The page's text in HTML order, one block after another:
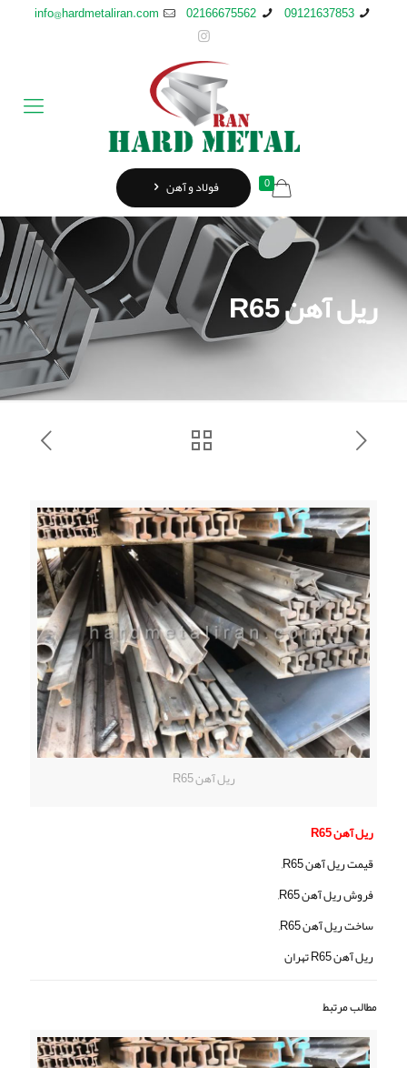
09121637853
02166675562
info@hardmetaliran.com
0 فولاد و آهن
ریل آهن R65
ریل آهن R65
ریل آهن R65
قیمت ریل آهن R65,
فروش ریل آهن R65,
ساخت ریل آهن R65,
ریل آهن R65 تهران
مطالب مرتبط